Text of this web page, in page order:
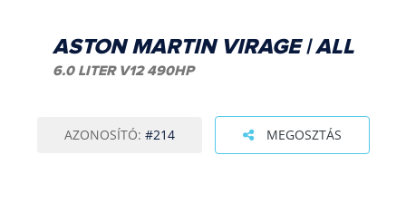
ASTON MARTIN VIRAGE | ALL
6.0 LITER V12 490HP
AZONOSÍTÓ: #214 MEGOSZTÁS